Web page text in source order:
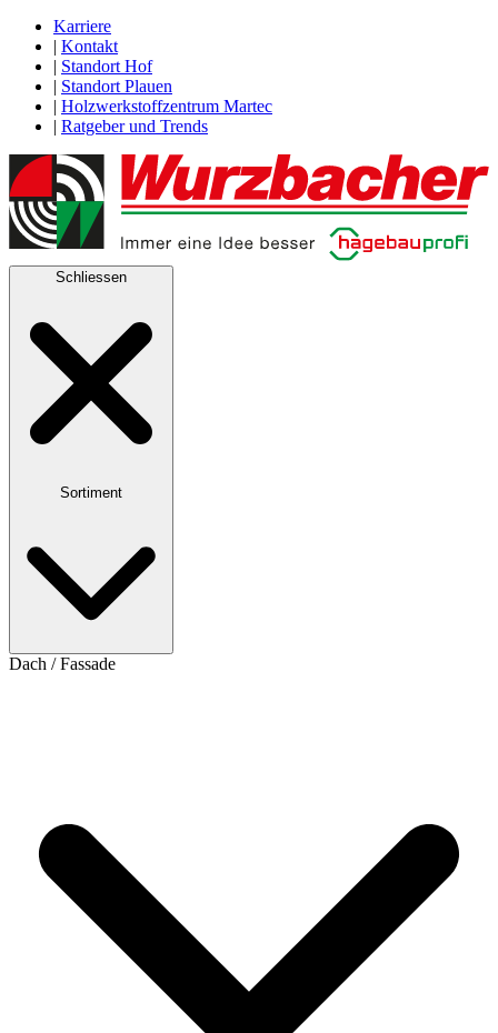
Karriere
| Kontakt
| Standort Hof
| Standort Plauen
| Holzwerkstoffzentrum Martec
| Ratgeber und Trends
Schliessen
Sortiment
Dach / Fassade